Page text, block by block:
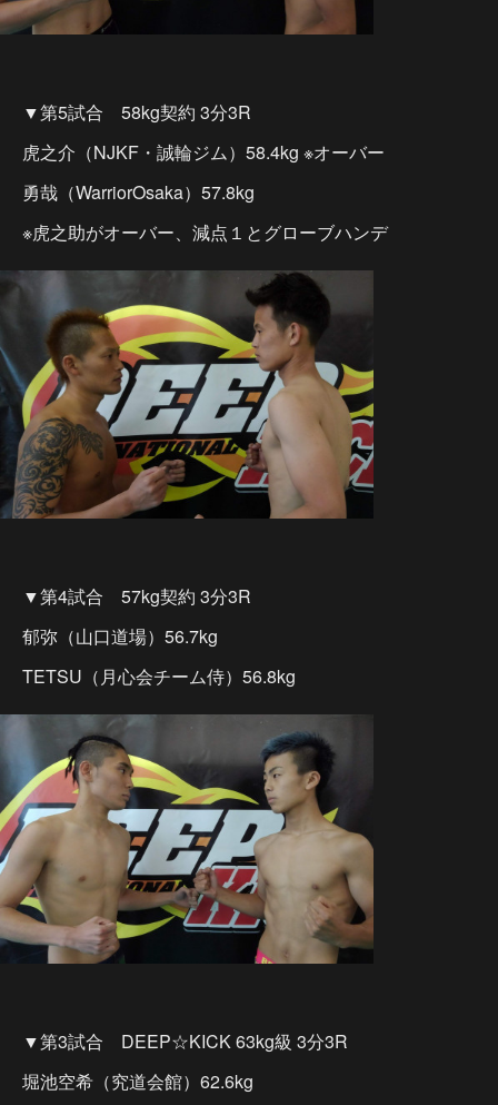
▼第5試合 58kg契約 3分3R
虎之介（NJKF・誠輪ジム）58.4kg ※オーバー
勇哉（WarriorOsaka）57.8kg
※虎之助がオーバー、減点１とグローブハンデ
▼第4試合 57kg契約 3分3R
郁弥（山口道場）56.7kg
TETSU（月心会チーム侍）56.8kg
▼第3試合 DEEP☆KICK 63kg級 3分3R
堀池空希（究道会館）62.6kg